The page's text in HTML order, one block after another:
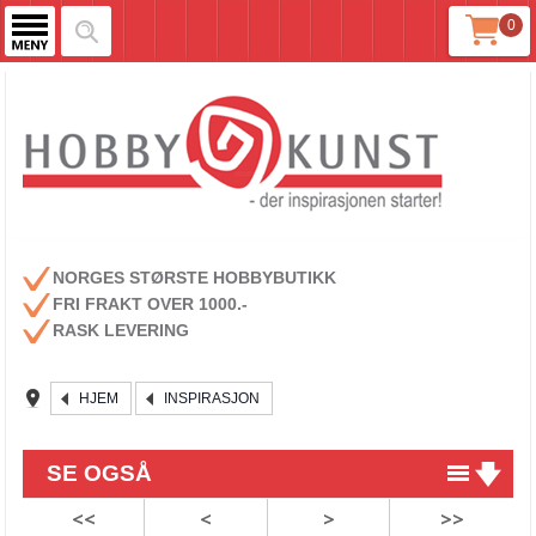
0
NORGES STØRSTE HOBBYBUTIKK
FRI FRAKT OVER 1000.-
RASK LEVERING
HJEM INSPIRASJON
SE OGSÅ
Masquerade fra Stamperia
<< < > >>